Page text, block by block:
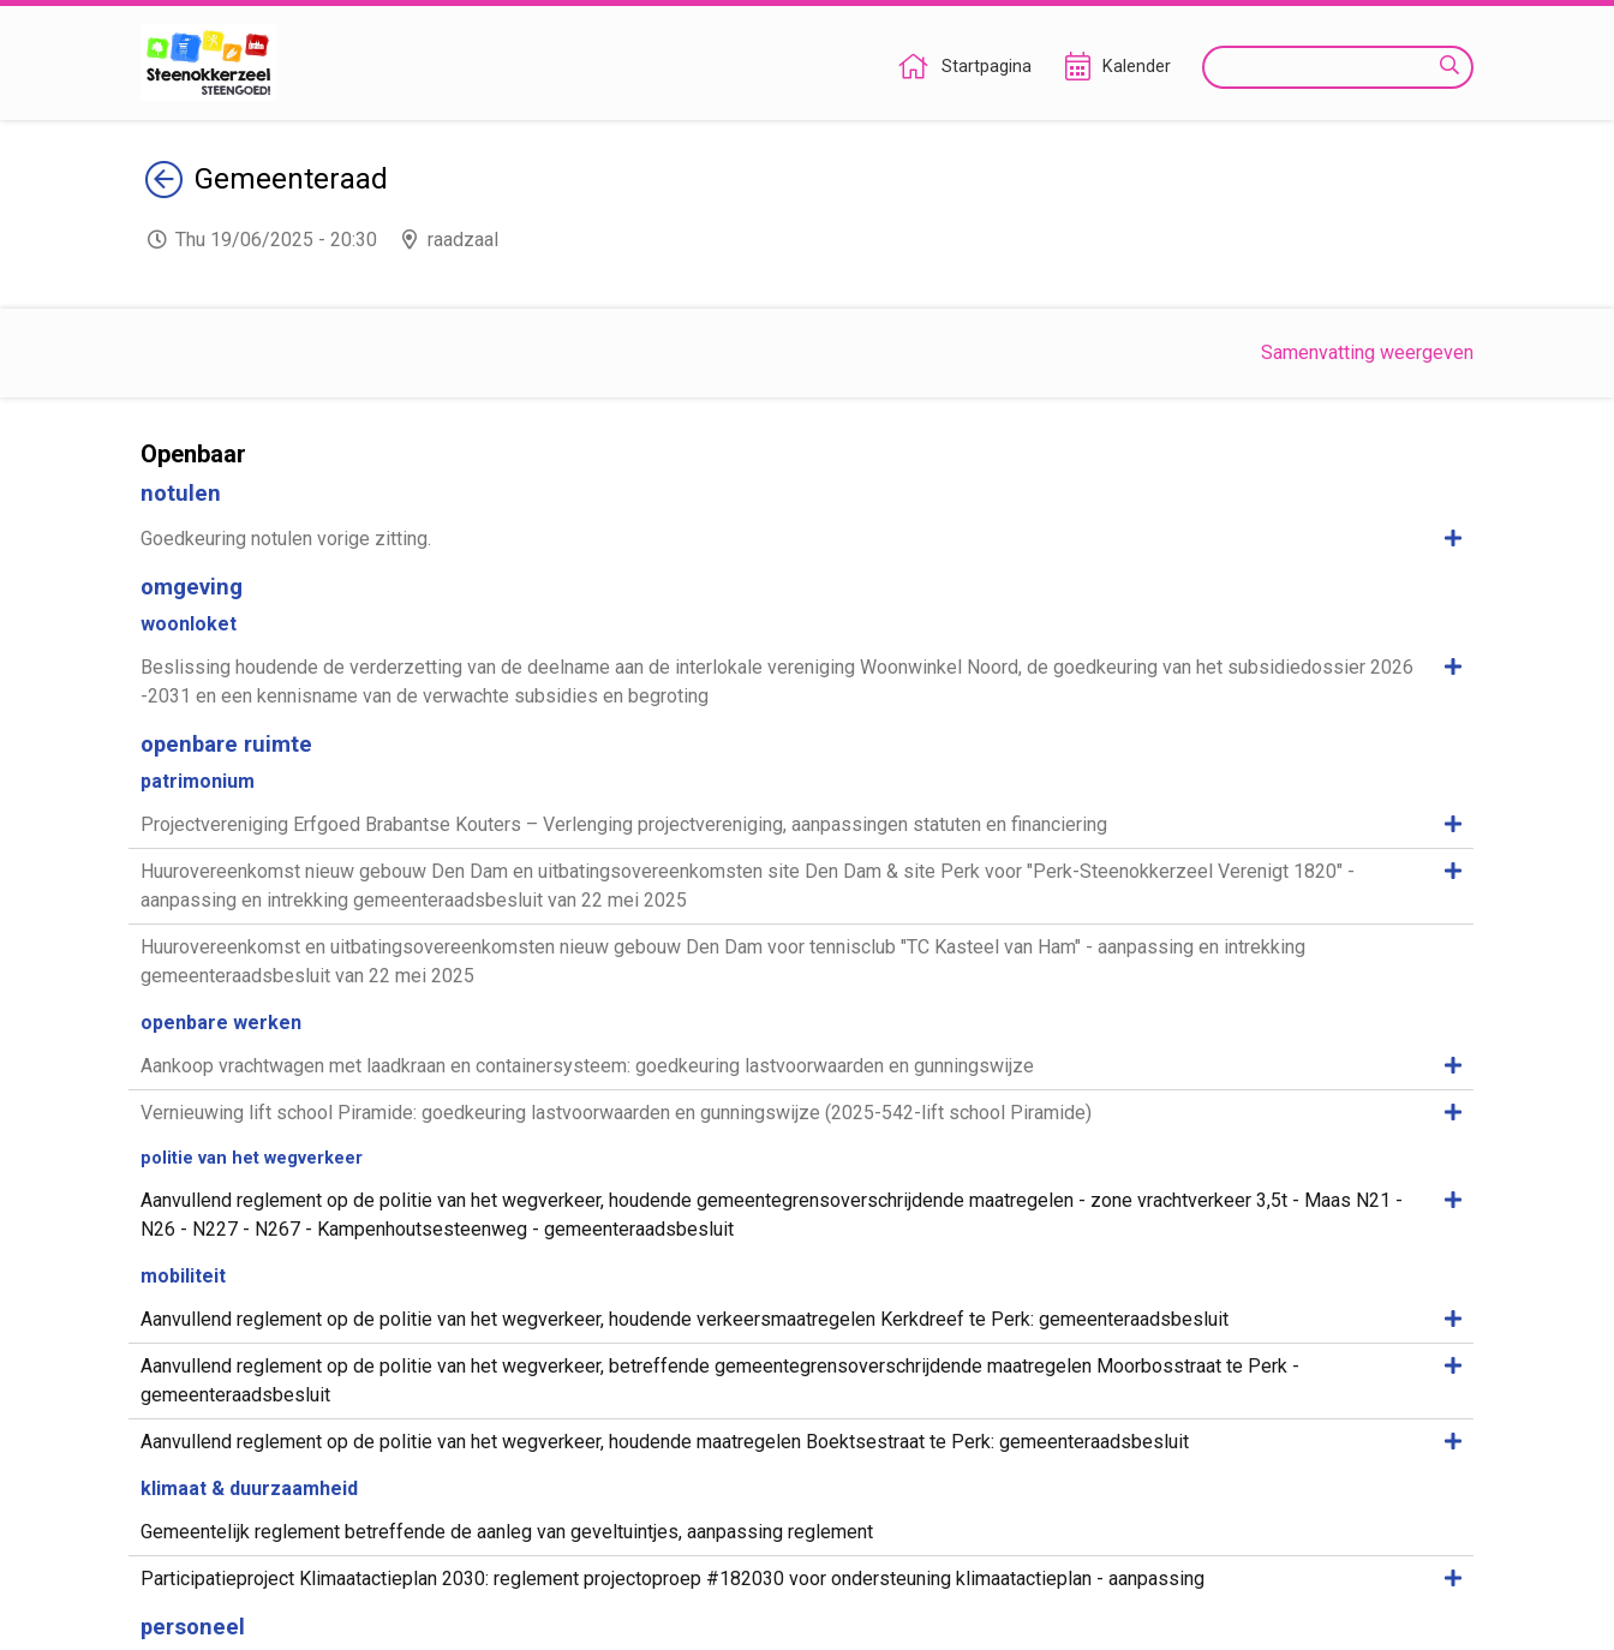
Startpagina Kalender Zoeken
TerugGemeenteraad
Thu 19/06/2025 - 20:30 raadzaal
Samenvatting weergeven
Openbaar
notulen
Samenvatting
Goedkeuring notulen vorige zitting.
omgeving
woonloket
Samenvatting
Beslissing houdende de verderzetting van de deelname aan de interlokale vereniging Woonwinkel Noord, de goedkeuring van het subsidiedossier 2026
-2031 en een kennisname van de verwachte subsidies en begroting
openbare ruimte
patrimonium
Samenvatting
Projectvereniging Erfgoed Brabantse Kouters – Verlenging projectvereniging, aanpassingen statuten en financiering
Samenvatting
Huurovereenkomst nieuw gebouw Den Dam en uitbatingsovereenkomsten site Den Dam & site Perk voor "Perk-Steenokkerzeel Verenigt 1820" -
aanpassing en intrekking gemeenteraadsbesluit van 22 mei 2025
Huurovereenkomst en uitbatingsovereenkomsten nieuw gebouw Den Dam voor tennisclub "TC Kasteel van Ham" - aanpassing en intrekking
gemeenteraadsbesluit van 22 mei 2025
openbare werken
Samenvatting
Aankoop vrachtwagen met laadkraan en containersysteem: goedkeuring lastvoorwaarden en gunningswijze
Samenvatting
Vernieuwing lift school Piramide: goedkeuring lastvoorwaarden en gunningswijze (2025-542-lift school Piramide)
politie van het wegverkeer
Samenvatting
Aanvullend reglement op de politie van het wegverkeer, houdende gemeentegrensoverschrijdende maatregelen - zone vrachtverkeer 3,5t - Maas N21 -
N26 - N227 - N267 - Kampenhoutsesteenweg - gemeenteraadsbesluit
mobiliteit
Samenvatting
Aanvullend reglement op de politie van het wegverkeer, houdende verkeersmaatregelen Kerkdreef te Perk: gemeenteraadsbesluit
Samenvatting
Aanvullend reglement op de politie van het wegverkeer, betreffende gemeentegrensoverschrijdende maatregelen Moorbosstraat te Perk -
gemeenteraadsbesluit
Samenvatting
Aanvullend reglement op de politie van het wegverkeer, houdende maatregelen Boektsestraat te Perk: gemeenteraadsbesluit
klimaat & duurzaamheid
Gemeentelijk reglement betreffende de aanleg van geveltuintjes, aanpassing reglement
Samenvatting
Participatieproject Klimaatactieplan 2030: reglement projectoproep #182030 voor ondersteuning klimaatactieplan - aanpassing
personeel